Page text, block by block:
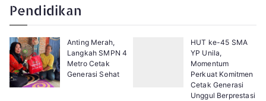
:Pendidikan
Anting Merah,
Langkah SMPN 4
Metro Cetak
Generasi Sehat
HUT ke-45 SMA
YP Unila,
Momentum
Perkuat Komitmen
Cetak Generasi
Unggul Berprestasi